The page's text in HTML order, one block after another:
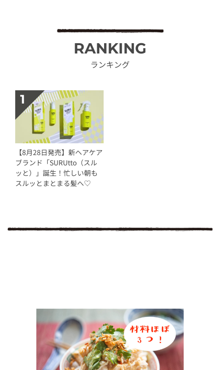
RANKING
ランキング
【8月28日発売】新ヘアケア
ブランド「SURUtto（スル
ッと）」誕生！忙しい朝も
スルッとまとまる髪へ♡